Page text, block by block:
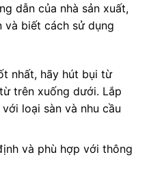
dẫn của nhà sản xuất,
và biết cách sử dụng
nhất, hãy hút bụi từ
trên xuống dưới. Lắp
loại sàn và nhu cầu
và phù hợp với thông